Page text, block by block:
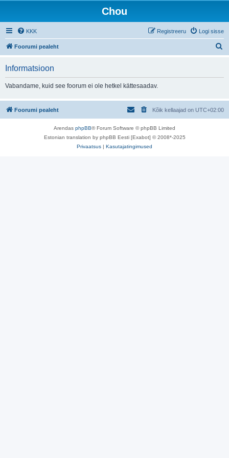
Chou
KKK Logi sisse
Registreeru
Foorumi pealeht
Informatsioon
Vabandame, kuid see foorum ei ole hetkel kättesaadav.
Foorumi pealeht Kõik kellaajad on UTC+02:00
Arendas phpBB® Forum Software © phpBB Limited
Estonian translation by phpBB Eesti [Exabot] © 2008*-2025
Privaatsus | Kasutajatingimused